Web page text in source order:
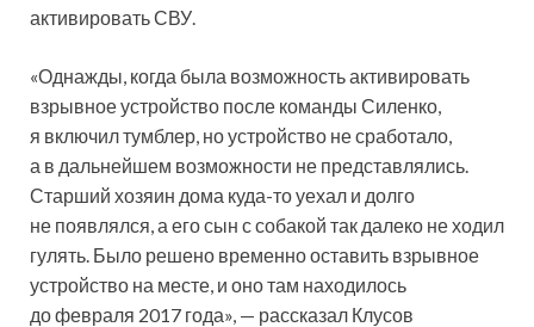
активировать СВУ.
«Однажды, когда была возможность активировать
взрывное устройство после команды Силенко,
я включил тумблер, но устройство не сработало,
а в дальнейшем возможности не представлялись.
Старший хозяин дома куда-то уехал и долго
не появлялся, а его сын с собакой так далеко не ходил
гулять. Было решено временно оставить взрывное
устройство на месте, и оно там находилось
до февраля 2017 года», — рассказал Клусов